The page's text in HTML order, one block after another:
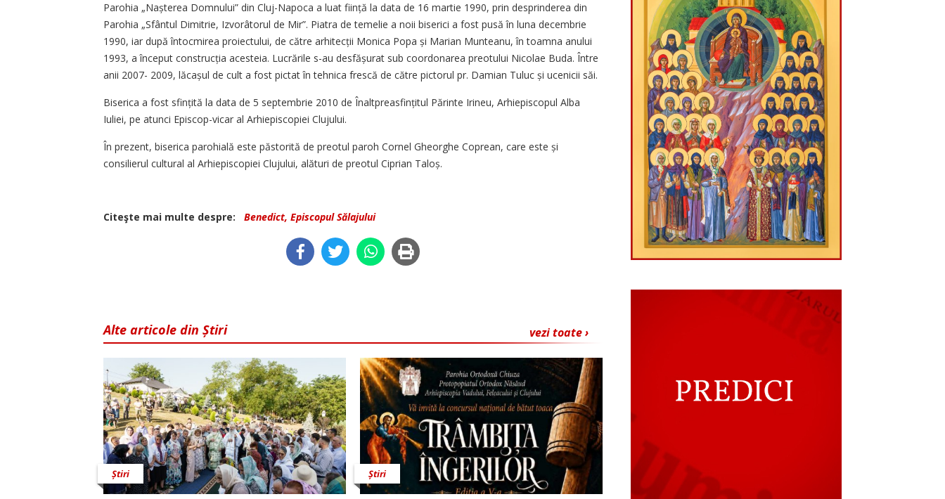
Parohia „Nașterea Domnului” din Cluj-Napoca a luat ființă la data de 16 martie 1990, prin desprinderea din
Parohia „Sfântul Dimitrie, Izvorâtorul de Mir”. Piatra de temelie a noii biserici a fost pusă în luna decembrie
1990, iar după întocmirea proiectului, de către arhitecții Monica Popa și Marian Munteanu, în toamna anului
1993, a început con­strucția acesteia. Lucrările s-au desfășurat sub coordonarea preotului Nicolae Buda. Între
anii 2007- 2009, lăcașul de cult a fost pictat în tehnica frescă de către pictorul pr. Damian Tuluc și ucenicii săi.
Biserica a fost sfințită la data de 5 septembrie 2010 de Înaltprea­sfințitul Părinte Irineu, Arhiepiscopul Alba
Iuliei, pe atunci Episcop-vicar al Arhiepiscopiei Clujului.
În prezent, biserica parohială este păstorită de preotul paroh Cornel Gheorghe Coprean, care este și
consilierul cultural al Arhiepiscopiei Clujului, alături de preotul Ciprian Taloș.
Citeşte mai multe despre: Benedict, Episcopul Sălajului
vezi toate ›
Alte articole din Știri
Știri Știri